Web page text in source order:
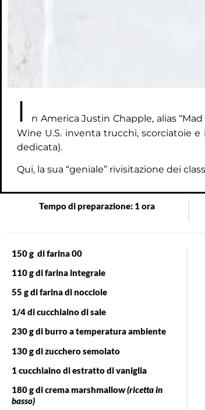
I
n America Justin Chapple, alias
Wine U.S. inventa trucchi, scorciatoie
dedicata).
Qui, la sua “geniale” rivisitazione dei
Tempo di preparazione: 1 ora
150 g di farina 00
110 g di farina integrale
55 g di farina di nocciole
1/4 di cucchiaino di sale
230 g di burro a temperatura ambiente
130 g di zucchero semolato
1 cucchiaino di estratto di vaniglia
180 g di crema marshmallow(ricetta in
basso)